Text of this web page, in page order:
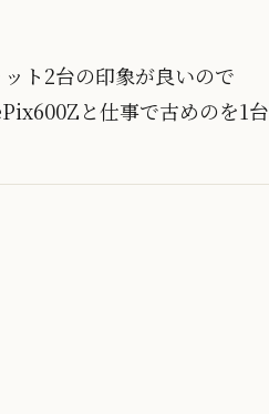
ト2台の印象が良いので
と仕事で古めのを1台